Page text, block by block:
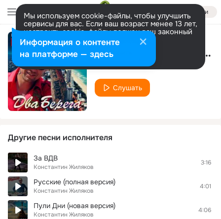
Войти
Мы используем cookie-файлы, чтобы улучшить
сервисы для вас. Если ваш возраст менее 13 лет,
настроить cookie-файлы должен ваш законный
представитель. Больше информации
Разрешить все Настроить Океаны-мили (новая версия)
Константин Жиляков
Слушать
Другие песни исполнителя
За ВДВ
Константин Жиляков
3:16
Русские (полная версия)
Константин Жиляков
4:01
Пули Дни (новая версия)
Константин Жиляков
4:06
Информация о контенте
на платформе — здесь